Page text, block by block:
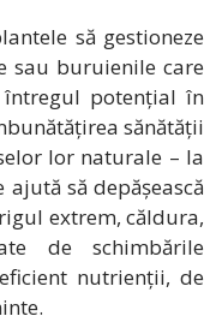
să gestioneze
sau buruienile care
potențial în
sănătății
lor naturale – la
să depășească
extrem, căldura,
de schimbările
nutrienții, de